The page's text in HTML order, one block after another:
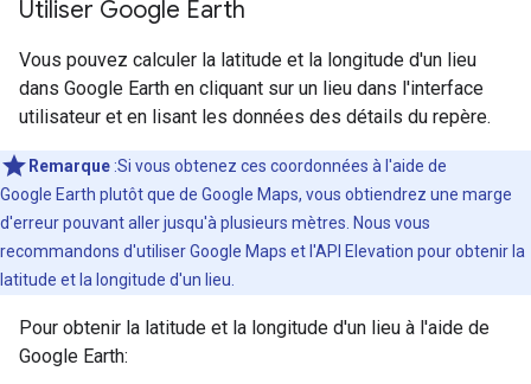
Utiliser Google Earth
Vous pouvez calculer la latitude et la longitude d'un lieu
dans Google Earth en cliquant sur un lieu dans l'interface
utilisateur et en lisant les données des détails du repère.
Remarque :Si vous obtenez ces coordonnées à l'aide de
Google Earth plutôt que de Google Maps, vous obtiendrez une marge
d'erreur pouvant aller jusqu'à plusieurs mètres. Nous vous
recommandons d'utiliser Google Maps et l'API Elevation pour obtenir la
latitude et la longitude d'un lieu.
Pour obtenir la latitude et la longitude d'un lieu à l'aide de
Google Earth: